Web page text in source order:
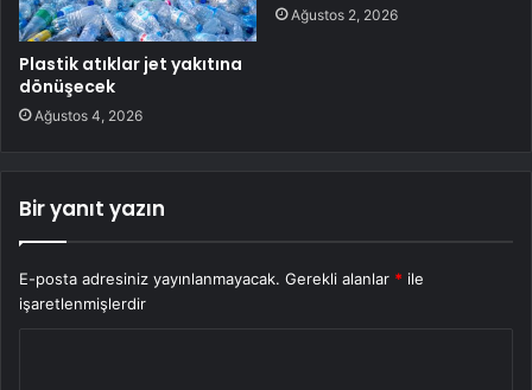
Plastik atıklar jet yakıtına
dönüşecek
Ağustos 4, 2026
Ağustos 2, 2026
Bir yanıt yazın
E-posta adresiniz yayınlanmayacak. Gerekli alanlar * ile
işaretlenmişlerdir